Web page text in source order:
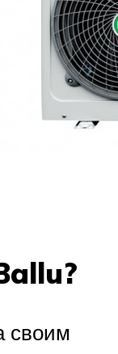
своим